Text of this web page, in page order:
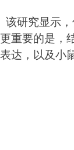
该研究显示，
重要的是，
达，以及小